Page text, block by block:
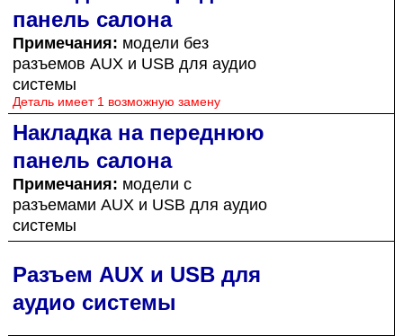
панель салона
Примечания: модели без
разъемов AUX и USB для аудио
системы
Деталь имеет 1 возможную замену
Накладка на переднюю
панель салона
Примечания: модели с
разъемами AUX и USB для аудио
системы
Разъем AUX и USB для
аудио системы